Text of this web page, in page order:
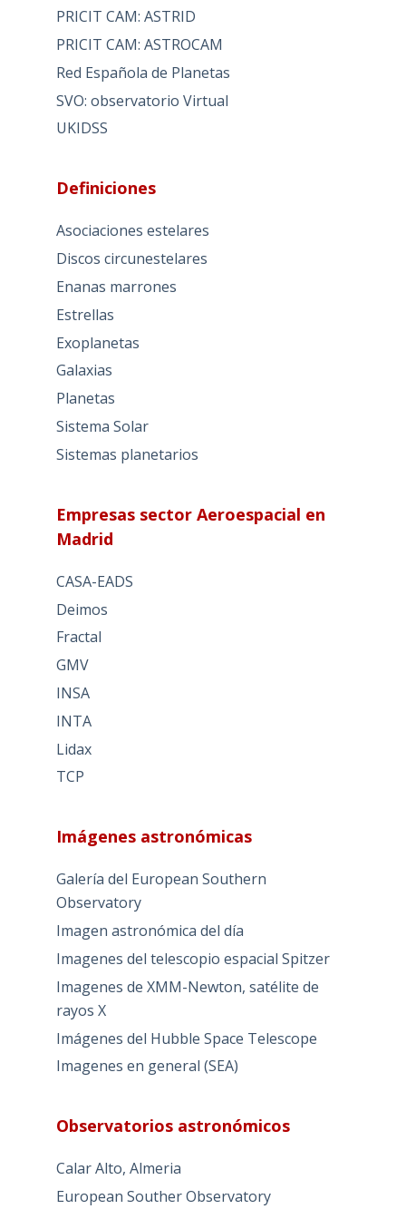
PRICIT CAM: ASTRID
PRICIT CAM: ASTROCAM
Red Española de Planetas
SVO: observatorio Virtual
UKIDSS
Definiciones
Asociaciones estelares
Discos circunestelares
Enanas marrones
Estrellas
Exoplanetas
Galaxias
Planetas
Sistema Solar
Sistemas planetarios
Empresas sector Aeroespacial en
Madrid
CASA-EADS
Deimos
Fractal
GMV
INSA
INTA
Lidax
TCP
Imágenes astronómicas
Galería del European Southern
Observatory
Imagen astronómica del día
Imagenes del telescopio espacial Spitzer
Imagenes de XMM-Newton, satélite de
rayos X
Imágenes del Hubble Space Telescope
Imagenes en general (SEA)
Observatorios astronómicos
Calar Alto, Almeria
European Souther Observatory